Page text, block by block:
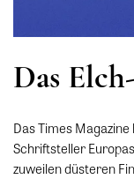
Das
Das Times
Schriftsteller
zuweilen düsteren